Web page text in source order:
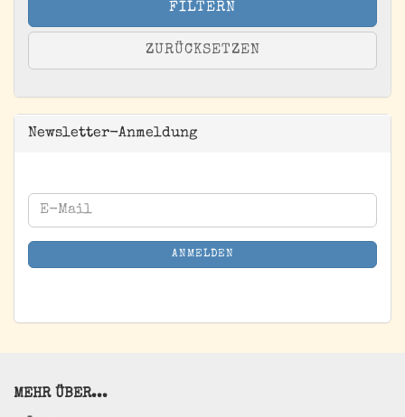
FILTERN
ZURÜCKSETZEN
Newsletter-Anmeldung
WEITER
ZUR
NEWSLETTER-
ANMELDUNG
E-
Mail
ANMELDEN
MEHR ÜBER...